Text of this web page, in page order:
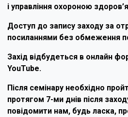
і управління охороною
Доступ до запису заходу за
посиланнями без обмеження
Захід відбудеться в онлайн
YouTube.
Після семінару необхідно
протягом 7-ми днів після
повідомити нам, будь ласка,